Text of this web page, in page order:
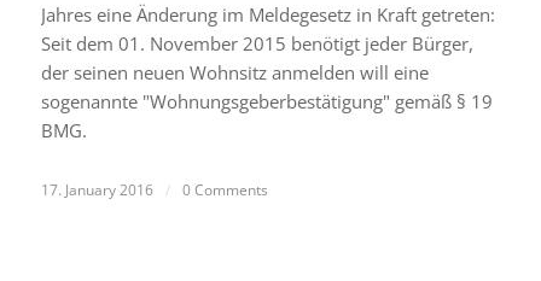
Jahres eine Änderung im Meldegesetz in Kraft getreten:
Seit dem 01. November 2015 benötigt jeder Bürger,
der seinen neuen Wohnsitz anmelden will eine
sogenannte "Wohnungsgeberbestätigung" gemäß § 19
BMG.
17. January 2016 / 0 Comments